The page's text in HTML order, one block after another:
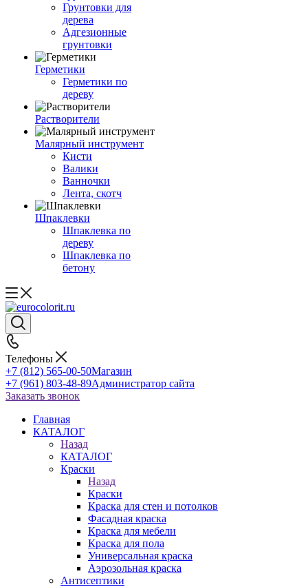
Грунтовки для
дерева
Адгезионные
грунтовки
Герметики
Герметики по
дереву
Растворители
Малярный инструмент
Кисти
Валики
Ванночки
Лента, скотч
Шпаклевки
Шпаклевка по
дереву
Шпаклевка по
бетону
Телефоны
+7 (812) 565-00-50Магазин
+7 (961) 803-48-89Администратор сайта
Заказать звонок
Главная
КАТАЛОГ
Назад
КАТАЛОГ
Краски
Назад
Краски
Краска для стен и потолков
Фасадная краска
Краска для мебели
Краска для пола
Универсальная краска
Аэрозольная краска
Антисептики